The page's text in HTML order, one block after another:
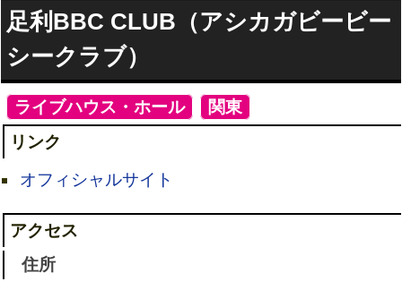
足利BBC CLUB（アシカガビービー
シークラブ）
ライブハウス・ホール] 関東
リンク
オフィシャルサイト
アクセス
住所